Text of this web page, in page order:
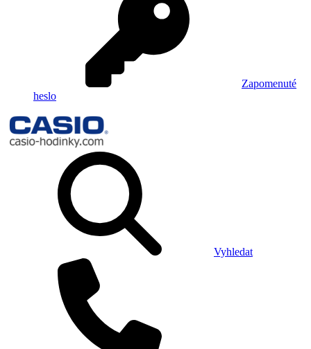
Zapomenuté
heslo
Vyhledat